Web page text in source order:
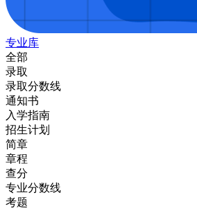
专业库
全部
录取
录取分数线
通知书
入学指南
招生计划
简章
章程
查分
专业分数线
考题